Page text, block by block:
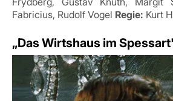
Fabricius, Rudolf Vogel Regie: Kurt
„Das Wirtshaus im